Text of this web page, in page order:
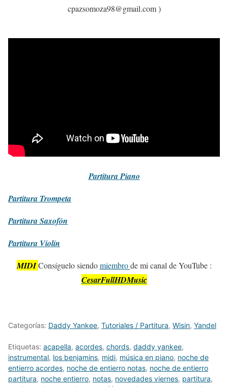
cpazsomoza98@gmail.com )
PartituraPiano
Partitura Trompeta
PartituraSaxofón
Partitura Violín
MIDI Consíguelo siendomiembrode mi canal de YouTube :
CesarFullHDMusic
Categorías: Daddy Yankee, Tutoriales / Partitura, Wisin, Yandel
Etiquetas: acapella, acordes, chords, daddy yankee,
instrumental, los benjamins, midi, música en piano, noche de
entierro acordes, noche de entierro notas, noche de entierro
partitura, noche entierro, notas, novedades viernes, partitura,